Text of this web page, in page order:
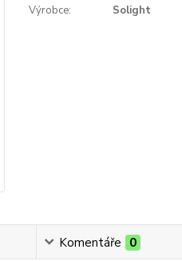
Výrobce:
Solight
Komentáře 0